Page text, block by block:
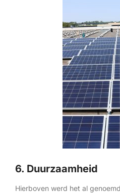
6. Duurzaamheid
Hierboven werd het al